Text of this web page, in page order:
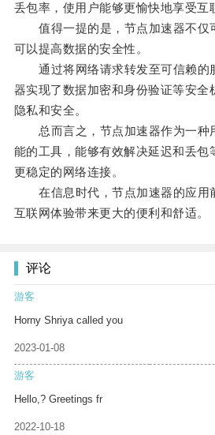
丢包率，使用户能够更愉快地享受互
值得一提的是，节点加速器不仅
可以提高数据的安全性。
通过将网络请求转发至可信赖的
器实现了数据加密和身份验证等安全
隐私和安全。
总而言之，节点加速器作为一种
能的工具，能够有效解决延迟和丢包
更稳定的网络连接。
在信息时代，节点加速器的应用
互联网体验带来更大的便利和舒适。
评论
游客
Horny Shriya called you
2023-01-08
游客
Hello,? Greetings fr
2022-10-18